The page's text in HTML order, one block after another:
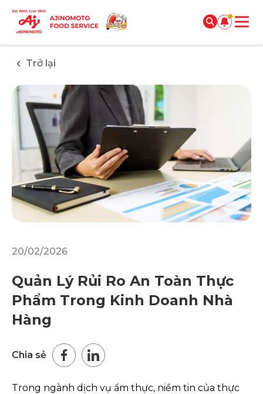
Trở lại
20/02/2026
Quản Lý Rủi Ro An Toàn Thực
Phẩm Trong Kinh Doanh Nhà
Hàng
Chia sẻ
Trong ngành dịch vụ ẩm thực, niềm tin của thực